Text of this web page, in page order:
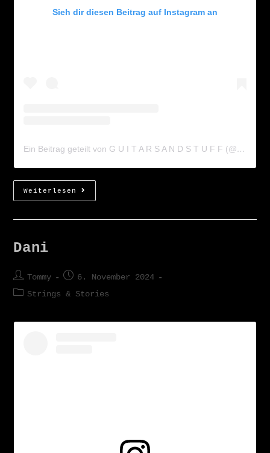
Sieh dir diesen Beitrag auf Instagram an
Ein Beitrag geteilt von G U I T A R S A N D S T U F F (@guitarsandstuff)
Weiterlesen
Dani
Tommy
6. November 2024
Strings & Stories